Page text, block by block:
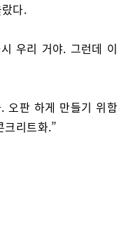
다.
우리 거야. 그런데 이
오판 하게 만들기 위함
크리트화.”